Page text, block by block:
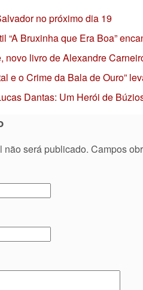
no próximo dia 19
“A Bruxinha que Era Boa”
novo livro de Alexandre
e o Crime da Bala de Ouro”
Dantas: Um Herói de
não será publicado. Campos